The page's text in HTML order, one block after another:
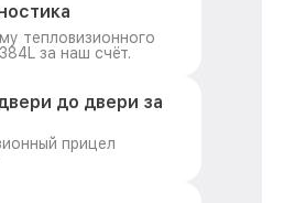
тепловизионного
за наш счёт.
до двери за
прицел